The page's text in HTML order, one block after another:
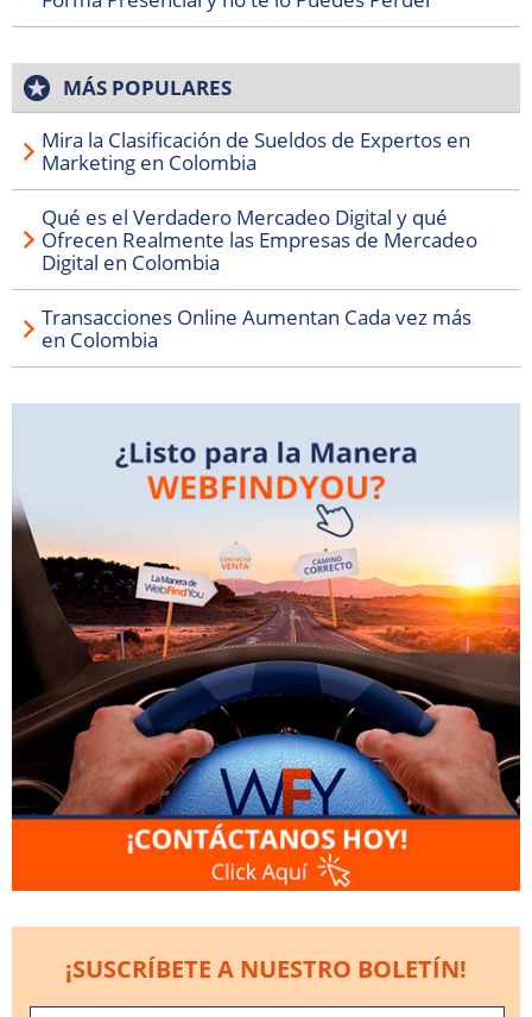
MÁS POPULARES
Mira la Clasificación de Sueldos de Expertos en
Marketing en Colombia
Qué es el Verdadero Mercadeo Digital y qué
Ofrecen Realmente las Empresas de Mercadeo
Digital en Colombia
Transacciones Online Aumentan Cada vez más
en Colombia
¡SUSCRÍBETE A NUESTRO BOLETÍN!